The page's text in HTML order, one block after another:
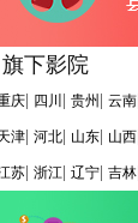
下影院
庆 四川 贵州 云南
津 河北 山东 山西
苏 浙江 辽宁 吉林